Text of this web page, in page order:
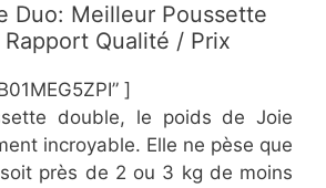
Duo: Meilleur Poussette
Rapport Qualité / Prix
]
double, le poids de Joie
incroyable. Elle ne pèse que
près de 2 ou 3 kg de moins